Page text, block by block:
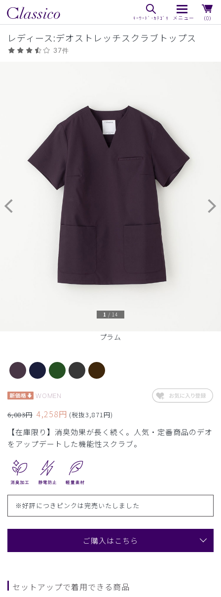
（0）
レディース:デオストレッチスクラブトップス
37件
プラム
1 / 14
WOMEN
6,083円 4,258円 (税抜3,871円)
【在庫限り】消臭効果が長く続く。人気・定番商品のデオ
をアップデートした機能性スクラブ。
※好評につきピンクは完売いたしました
ご購入はこちら
セットアップで着用できる商品